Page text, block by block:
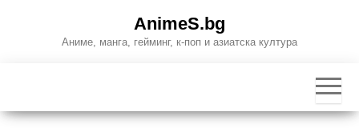
AnimeS.bg
Аниме, манга, гейминг, к-поп и азиатска култура